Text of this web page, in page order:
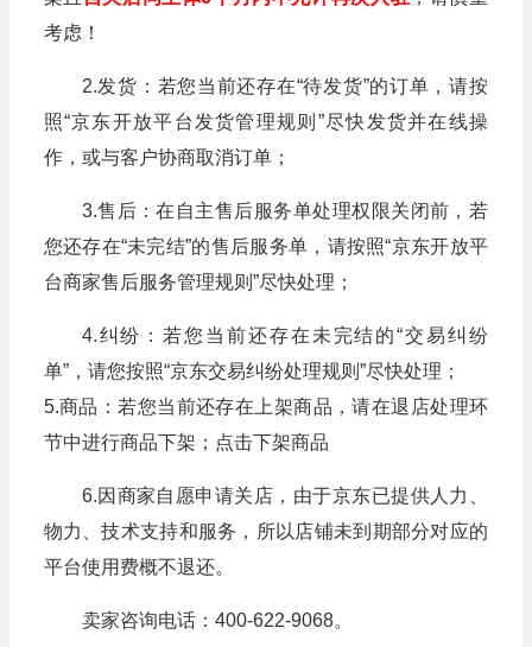
考虑！
2.发货：若您当前还存在“待发货”的订单，请按
照“京东开放平台发货管理规则”尽快发货并在线操
作，或与客户协商取消订单；
3.售后：在自主售后服务单处理权限关闭前，若
您还存在“未完结”的售后服务单，请按照“京东开放平
台商家售后服务管理规则”尽快处理；
4.纠纷：若您当前还存在未完结的“交易纠纷
单”，请您按照“京东交易纠纷处理规则”尽快处理；
5.商品：若您当前还存在上架商品，请在退店处理环
节中进行商品下架；点击下架商品
6.因商家自愿申请关店，由于京东已提供人力、
物力、技术支持和服务，所以店铺未到期部分对应的
平台使用费概不退还。
卖家咨询电话：400-622-9068。